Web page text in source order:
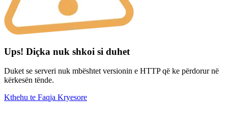
Ups! Diçka nuk shkoi si duhet
Duket se serveri nuk mbështet versionin e HTTP që ke përdorur në
kërkesën tënde.
Kthehu te Faqja Kryesore